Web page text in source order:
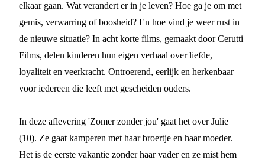
elkaar gaan. Wat verandert er in je leven? Hoe ga je om met
gemis, verwarring of boosheid? En hoe vind je weer rust in
de nieuwe situatie? In acht korte films, gemaakt door Cerutti
Films, delen kinderen hun eigen verhaal over liefde,
loyaliteit en veerkracht. Ontroerend, eerlijk en herkenbaar
voor iedereen die leeft met gescheiden ouders.
In deze aflevering 'Zomer zonder jou' gaat het over Julie
(10). Ze gaat kamperen met haar broertje en haar moeder.
Het is de eerste vakantie zonder haar vader en ze mist hem